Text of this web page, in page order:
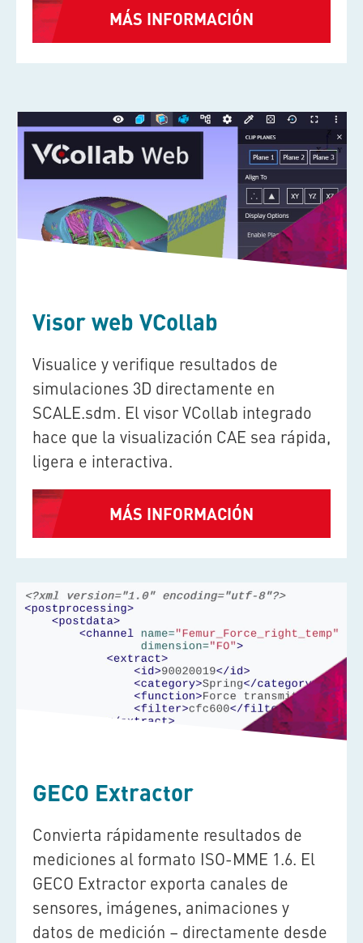
MÁS INFORMACIÓN
Visor web VCollab
Visualice y verifique resultados de
simulaciones 3D directamente en
SCALE.sdm. El visor VCollab integrado
hace que la visualización CAE sea rápida,
ligera e interactiva.
MÁS INFORMACIÓN
GECO Extractor
Convierta rápidamente resultados de
mediciones al formato ISO-MME 1.6. El
GECO Extractor exporta canales de
sensores, imágenes, animaciones y
datos de medición – directamente desde